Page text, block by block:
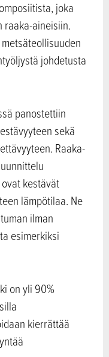
joka
raaka-aineisiin.
johdetusta
panostettiin
sekä
Raaka-
kestävät
lämpötilaa. Ne
ilman
esimerkiksi
on yli 90%
kierrättää